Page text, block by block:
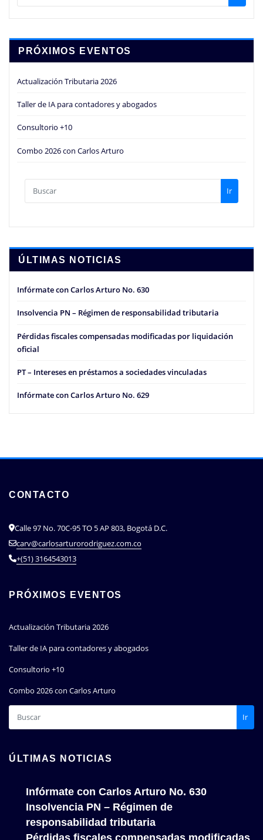
PRÓXIMOS EVENTOS
Actualización Tributaria 2026
Taller de IA para contadores y abogados
Consultorio +10
Combo 2026 con Carlos Arturo
Ir
ÚLTIMAS NOTICIAS
Infórmate con Carlos Arturo No. 630
Insolvencia PN – Régimen de responsabilidad tributaria
Pérdidas fiscales compensadas modificadas por liquidación
oficial
PT – Intereses en préstamos a sociedades vinculadas
Infórmate con Carlos Arturo No. 629
CONTACTO
Calle 97 No. 70C-95 TO 5 AP 803, Bogotá D.C.
carv@carlosarturorodriguez.com.co
+(51) 3164543013
PRÓXIMOS EVENTOS
Actualización Tributaria 2026
Taller de IA para contadores y abogados
Consultorio +10
Combo 2026 con Carlos Arturo
Ir
ÚLTIMAS NOTICIAS
Infórmate con Carlos Arturo No. 630
Insolvencia PN – Régimen de
responsabilidad tributaria
Pérdidas fiscales compensadas modificadas